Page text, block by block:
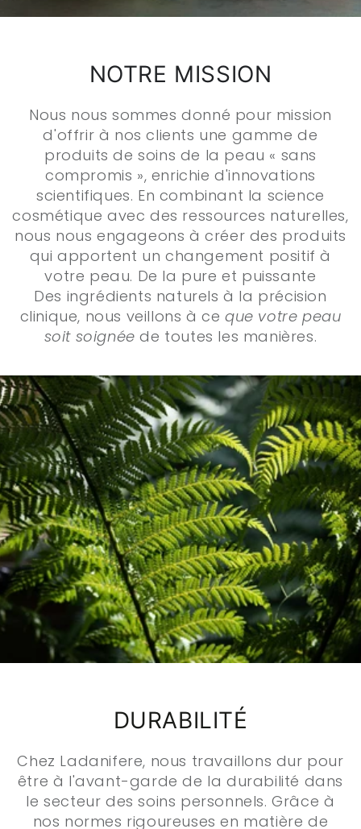
NOTRE MISSION
Nous nous sommes donné pour mission
d'offrir à nos clients une gamme de
produits de soins de la peau « sans
compromis », enrichie d'innovations
scientifiques. En combinant la science
cosmétique avec des ressources naturelles,
nous nous engageons à créer des produits
qui apportent un changement positif à
votre peau. De la pure et puissante
Des ingrédients naturels à la précision
clinique, nous veillons à ce que votre peau
soit soignée de toutes les manières.
DURABILITÉ
Chez Ladanifere, nous travaillons dur pour
être à l'avant-garde de la durabilité dans
le secteur des soins personnels. Grâce à
nos normes rigoureuses en matière de